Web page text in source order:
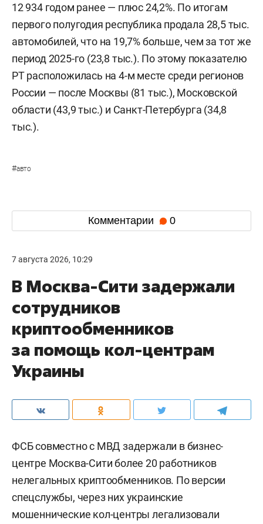
12 934 годом ранее — плюс 24,2%. По итогам
первого полугодия республика продала 28,5 тыс.
автомобилей, что на 19,7% больше, чем за тот же
период 2025-го (23,8 тыс.). По этому показателю
РТ расположилась на 4-м месте среди регионов
России — после Москвы (81 тыс.), Московской
области (43,9 тыс.) и Санкт-Петербурга (34,8
тыс.).
#авто
Комментарии 0
7 августа 2026, 10:29
В Москва-Сити задержали
сотрудников
криптообменников
за помощь кол-центрам
Украины
ФСБ совместно с МВД задержали в бизнес-
центре Москва-Сити более 20 работников
нелегальных криптообменников. По версии
спецслужбы, через них украинские
мошеннические кол-центры легализовали